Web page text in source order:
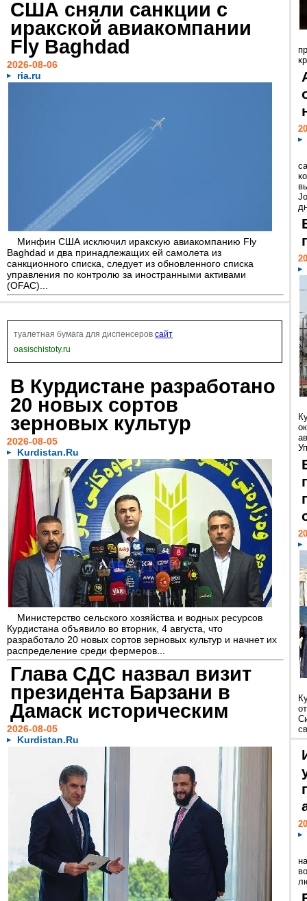
США сняли санкции с
иракской авиакомпании
Fly Baghdad
2026-08-06
ria.ru
Минфин США исключил иракскую авиакомпанию Fly
Baghdad и два принадлежащих ей самолета из
санкционного списка, следует из обновленного списка
управления по контролю за иностранными активами
(OFAC)...
туалетная бумага для диспенсеров сайт
oasischistoty.ru
В Курдистане разработано
20 новых сортов
зерновых культур
2026-08-05
Kurdistan.Ru
Министерство сельского хозяйства и водных ресурсов
Курдистана объявило во вторник, 4 августа, что
разработало 20 новых сортов зерновых культур и начнет их
распределение среди фермеров...
Глава СДС назвал визит
президента Барзани в
Дамаск историческим
2026-08-05
Kurdistan.Ru